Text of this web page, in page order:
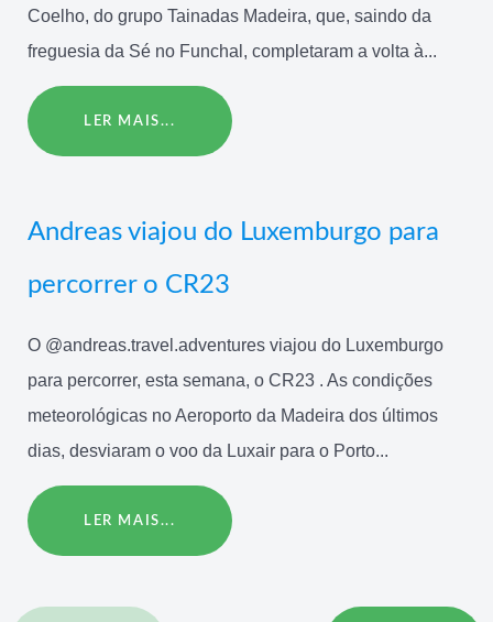
Coelho, do grupo Tainadas Madeira, que, saindo da
freguesia da Sé no Funchal, completaram a volta à...
LER MAIS...
Andreas viajou do Luxemburgo para
percorrer o CR23
O @andreas.travel.adventures viajou do Luxemburgo
para percorrer, esta semana, o CR23 . As condições
meteorológicas no Aeroporto da Madeira dos últimos
dias, desviaram o voo da Luxair para o Porto...
LER MAIS...